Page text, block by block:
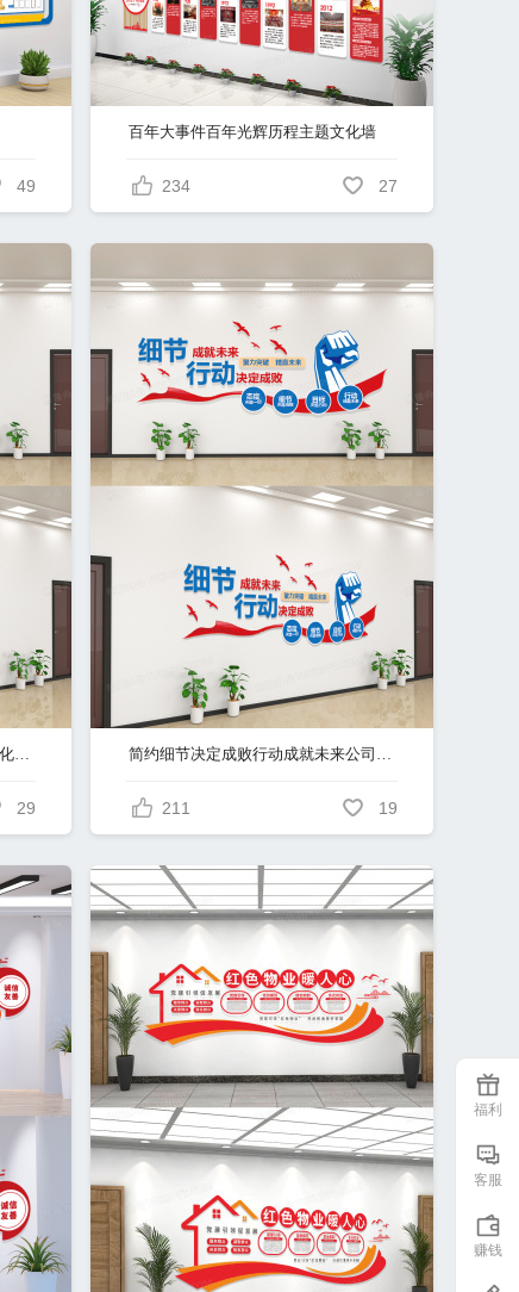
49
百年大事件百年光辉历程主题文化墙
234 27
简约大气清正廉洁企业宣传廉洁文化墙党建文化墙
29
简约细节决定成败行动成就未来公司文化墙企业文化墙
211 19
福利
客服
赚钱